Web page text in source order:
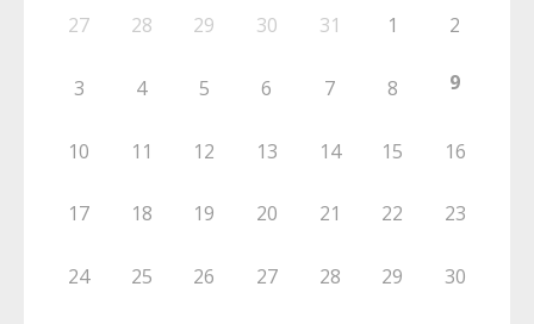
27 28 29 30 31 1 2
3 4 5 6 7 8 9
10 11 12 13 14 15 16
17 18 19 20 21 22 23
24 25 26 27 28 29 30